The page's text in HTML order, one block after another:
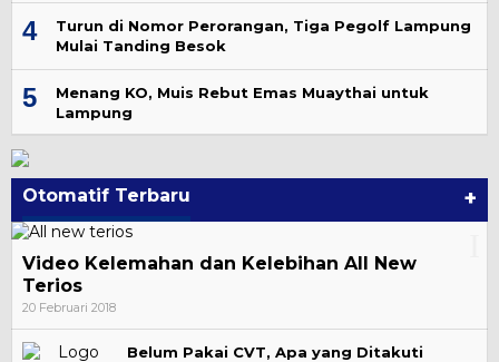
4
Turun di Nomor Perorangan, Tiga Pegolf Lampung
Mulai Tanding Besok
5
Menang KO, Muis Rebut Emas Muaythai untuk
Lampung
Otomatif Terbaru +
Video Kelemahan dan Kelebihan All New
Terios
20 Februari 2018
Belum Pakai CVT, Apa yang Ditakuti